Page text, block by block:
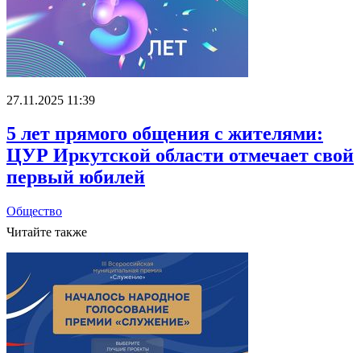
27.11.2025 11:39
5 лет прямого общения с жителями:
ЦУР Иркутской области отмечает свой
первый юбилей
Общество
Читайте также